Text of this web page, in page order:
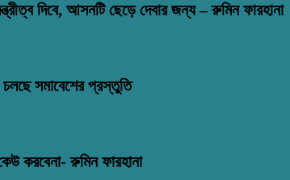
দিবে, আসনটি ছেড়ে দেবার জন্য – রুমিন ফারহানা
চলছে সমাবেশের প্রস্তুতি
করবেনা- রুমিন ফারহানা